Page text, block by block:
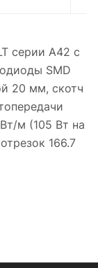
серии A42 с
SMD
20 мм, скотч
м (105 Вт на
166.7